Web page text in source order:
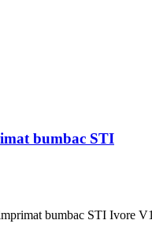
bumbac STI
bumbac STI Ivore